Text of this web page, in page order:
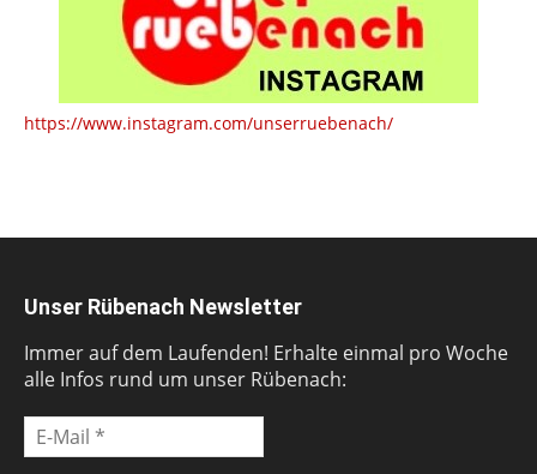
https://www.instagram.com/unserruebenach/
Unser Rübenach Newsletter
Immer auf dem Laufenden! Erhalte einmal pro Woche
alle Infos rund um unser Rübenach: